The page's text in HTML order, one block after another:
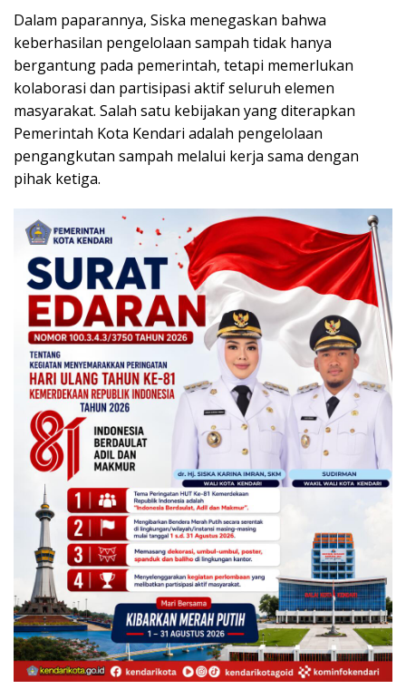
Dalam paparannya, Siska menegaskan bahwa
keberhasilan pengelolaan sampah tidak hanya
bergantung pada pemerintah, tetapi memerlukan
kolaborasi dan partisipasi aktif seluruh elemen
masyarakat. Salah satu kebijakan yang diterapkan
Pemerintah Kota Kendari adalah pengelolaan
pengangkutan sampah melalui kerja sama dengan
pihak ketiga.